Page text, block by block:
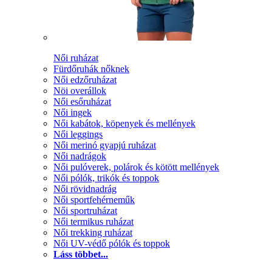
Női ruházat
Fürdőruhák nőknek
Női edzőruházat
Nöi overállok
Női esőruházat
Női ingek
Női kabátok, köpenyek és mellények
Női leggings
Női merinó gyapjú ruházat
Női nadrágok
Női pulóverek, polárok és kötött mellények
Női pólók, trikók és toppok
Női rövidnadrág
Női sportfehérneműk
Női sportruházat
Női termikus ruházat
Női trekking ruházat
Női UV-védő pólók és toppok
Láss többet...